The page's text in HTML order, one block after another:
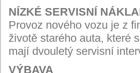
NÍZKÉ SERVISNÍ
Provoz nového vozu je z
životě starého auta, které
mají dvouletý servisní
VÝBAVA